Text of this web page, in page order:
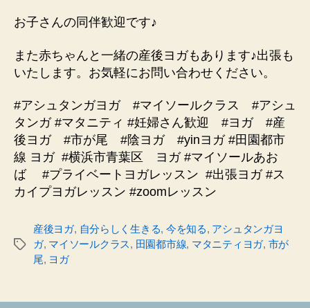
お子さんの同伴歓迎です♪
また赤ちゃんと一緒の産後ヨガもあります♪出張も
いたします。お気軽にお問い合わせください。
#アシュタンガヨガ #マイソールクラス #アシュ
タンガ #マタニティ #妊婦さん歓迎 #ヨガ #産
後ヨガ #市が尾 #陰ヨガ #yinヨガ #田園都市
線 ヨガ #横浜市青葉区 ヨガ #マイソールあお
ば #プライベートヨガレッスン #出張ヨガ #ス
カイプヨガレッスン #zoomレッスン
タ
産後ヨガ, 自分らしく生きる, 今を知る, アシュタンガヨ
ガ, マイソールクラス, 田園都市線, マタニティヨガ, 市が
尾, ヨガ